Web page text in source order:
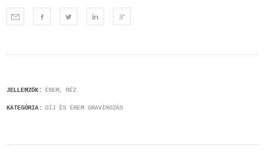
JELLEMZŐK: ÉREM RÉZ
KATEGÓRIA: DÍJ ÉS ÉREM GRAVÍROZÁS